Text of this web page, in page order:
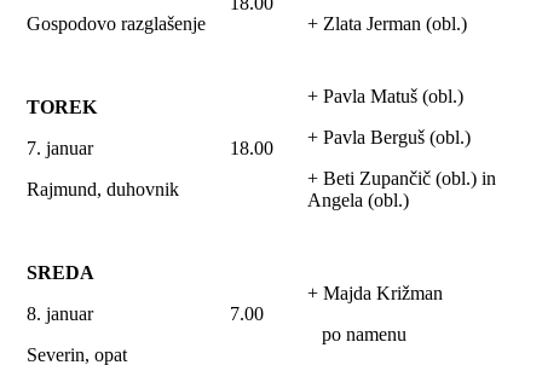
Gospodovo razglašenje
+ Zlata Jerman (obl.)
TOREK
7. januar
Rajmund, duhovnik
18.00
+ Pavla Matuš (obl.)
+ Pavla Berguš (obl.)
+ Beti Zupančič (obl.) in
Angela (obl.)
SREDA
8. januar
Severin, opat
7.00
+ Majda Križman
po namenu